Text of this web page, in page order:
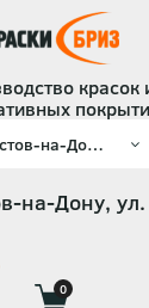
красок
на-Дону,
0